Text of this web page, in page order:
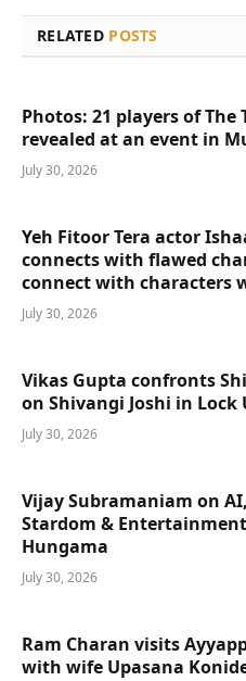
RELATED POSTS
Photos: 21 players of The
revealed at an event in
July 30, 2026
Yeh Fitoor Tera actor
connects with flawed
connect with characters
July 30, 2026
Vikas Gupta confronts
on Shivangi Joshi in Lock
July 30, 2026
Vijay Subramaniam on
Stardom &
Hungama
July 30, 2026
Ram Charan visits
with wife Upasana